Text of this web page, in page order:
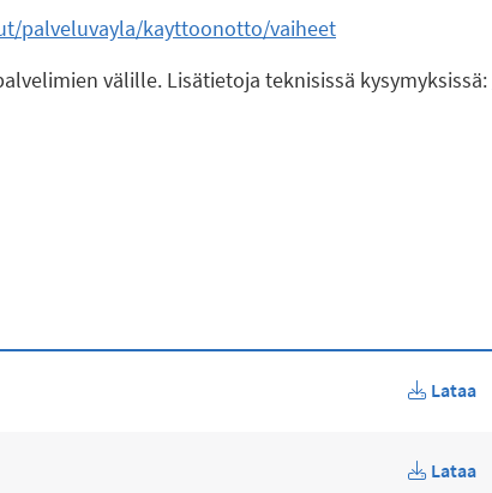
palveluvayla/kayttoonotto/vaiheet
välille. Lisätietoja teknisissä kysymyksissä:
Lataa
Lataa